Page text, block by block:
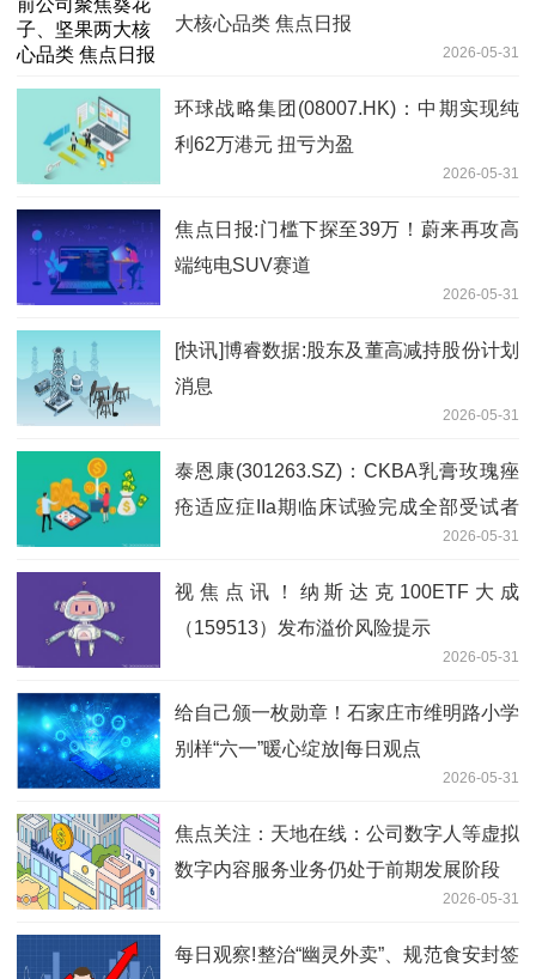
大核心品类 焦点日报
2026-05-31
环球战略集团(08007.HK)：中期实现纯
利62万港元 扭亏为盈
2026-05-31
焦点日报:门槛下探至39万！蔚来再攻高
端纯电SUV赛道
2026-05-31
[快讯]博睿数据:股东及董高减持股份计划
消息
2026-05-31
泰恩康(301263.SZ)：CKBA乳膏玫瑰痤
疮适应症IIa期临床试验完成全部受试者
入组暨提前启动IIb期临床试验|每日时讯
2026-05-31
视焦点讯！纳斯达克100ETF大成
（159513）发布溢价风险提示
2026-05-31
给自己颁一枚勋章！石家庄市维明路小学
别样“六一”暖心绽放|每日观点
2026-05-31
焦点关注：天地在线：公司数字人等虚拟
数字内容服务业务仍处于前期发展阶段
2026-05-31
每日观察!整治“幽灵外卖”、规范食安封签